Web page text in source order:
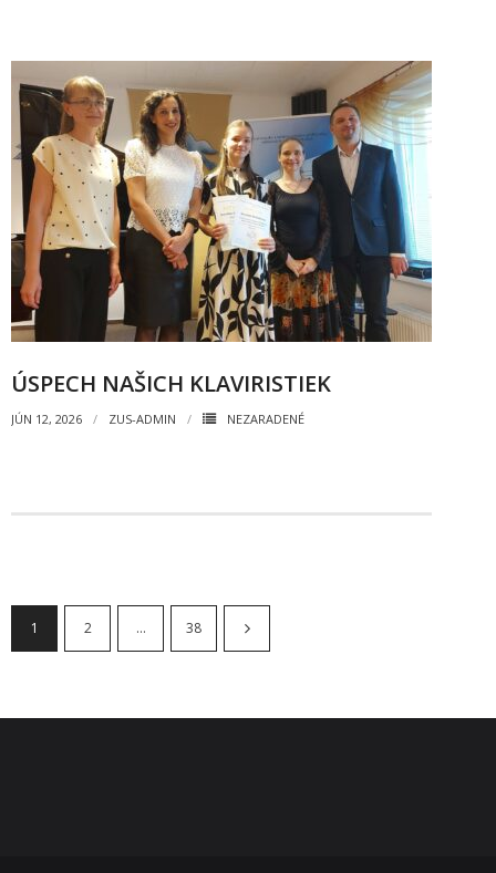
ÚSPECH NAŠICH KLAVIRISTIEK
JÚN 12, 2026 ZUS-ADMIN NEZARADENÉ
1 2 … 38